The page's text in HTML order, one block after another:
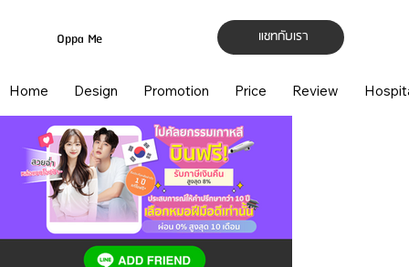
แชทกับเรา
Oppa Me
Home Design Promotion Price Review